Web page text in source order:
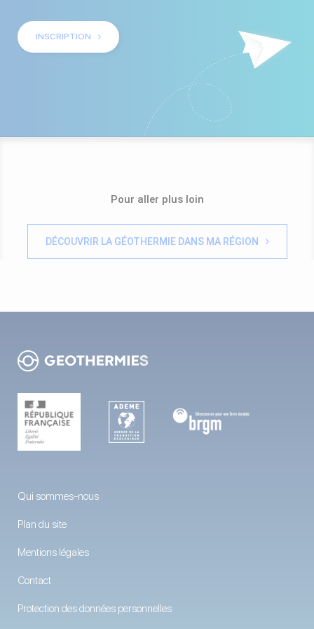
INSCRIPTION
Pour aller plus loin
DÉCOUVRIR LA GÉOTHERMIE DANS MA RÉGION
Qui sommes-nous
Plan du site
Mentions légales
Contact
Protection des données personnelles